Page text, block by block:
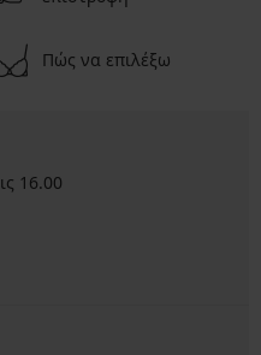
Πώς να επιλέξω
16.00